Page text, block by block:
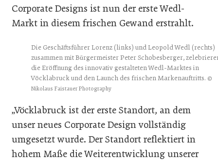
Corporate Designs ist nun der erste Wedl-
Markt in diesem frischen Gewand erstrahlt.
Die Geschäftsführer Lorenz (links) und Leopold Wedl (rechts)
zusammen mit Bürgermeister Peter Schobesberger,
die Eröffnung des innovativ gestalteten Wedl-Marktes in
Vöcklabruck und den Launch des frischen Markenauftritts. ©
Nikolaus Faistauer Photography
„Vöcklabruck ist der erste Standort, an dem
unser neues Corporate Design vollständig
umgesetzt wurde. Der Standort reflektiert in
hohem Maße die Weiterentwicklung unserer